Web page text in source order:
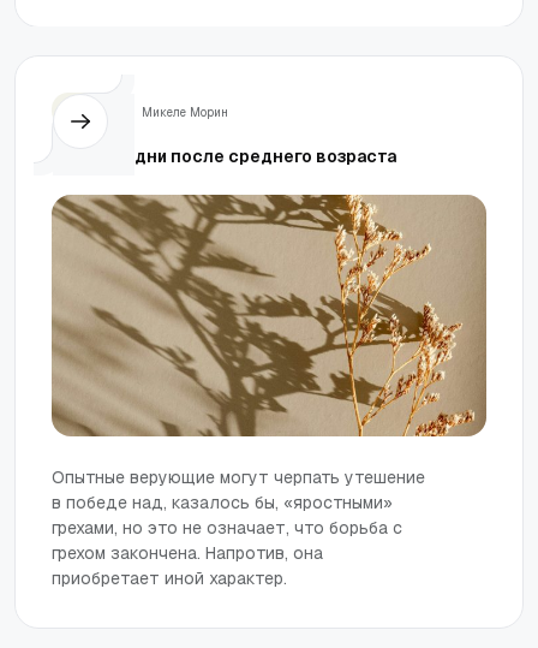
Микеле Морин
Опасные дни после среднего возраста
Опытные верующие могут черпать утешение
в победе над, казалось бы, «яростными»
грехами, но это не означает, что борьба с
грехом закончена. Напротив, она
приобретает иной характер.